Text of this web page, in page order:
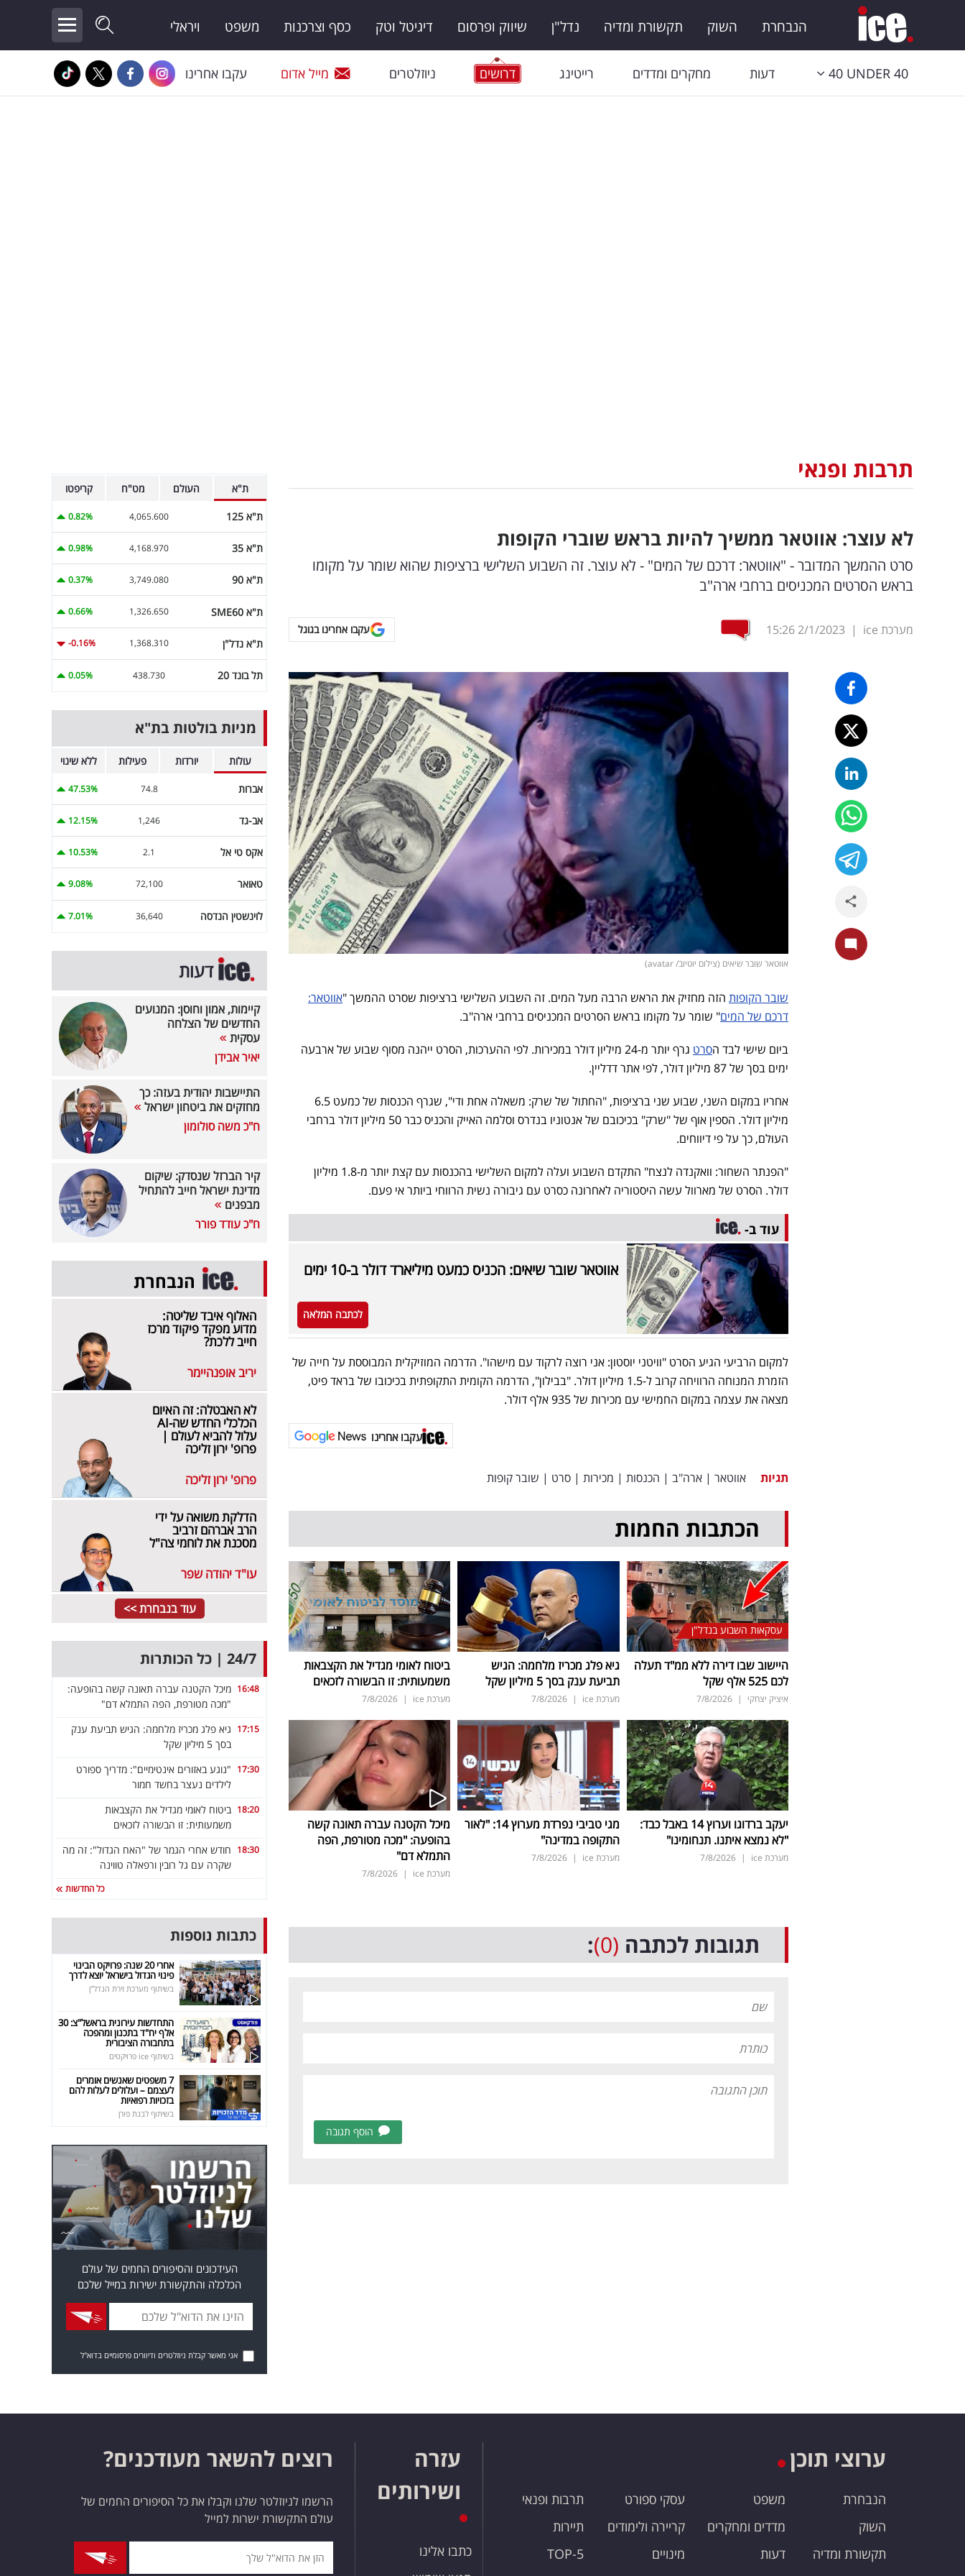
הנבחרת השוק תקשורת ומדיה נדל"ן שיווק ופרסום דיגיטל וטק כסף וצרכנות משפט ויראלי
40 UNDER 40 דעות מחקרים ומדדים רייטינג דרושים ניוזלטרים מייל אדום עקבו אחרינו
תרבות ופנאי
לא עוצר: אווטאר ממשיך להיות בראש שוברי הקופות
סרט ההמשך המדובר - "אווטאר: דרכם של המים" - לא עוצר. זה השבוע השלישי ברציפות שהוא שומר על מקומו
בראש הסרטים המכניסים ברחבי ארה"ב
מערכת ice |
2/1/2023
15:26 עקבו אחרינו בגוגל
אווטאר שובר שיאים (צילום יוטיוב/ avatar)
שובר הקופות הזה מחזיק את הראש הרבה מעל המים. זה השבוע השלישי ברציפות שסרט ההמשך "אווטאר:
דרכם של המים" שומר על מקומו בראש הסרטים המכניסים ברחבי ארה"ב.
ביום שישי לבד הסרט
גרף יותר מ-24 מיליון דולר במכירות. לפי ההערכות, הסרט ייהנה מסוף שבוע של ארבעה
ימים בסך של 87 מיליון דולר, לפי אתר דדליין.
אחריו במקום השני, שבוע שני ברציפות, "החתול של שרק: משאלה אחת ודי", שגרף הכנסות של כמעט 6.5
מיליון דולר. הספין אוף של "שרק" בכיכובם של אנטוניו בנדרס וסלמה האייק והכניס כבר 50 מיליון דולר ברחבי
העולם, כך על פי דיווחים.
"הפנתר השחור: וואקנדה לנצח" התקדם השבוע ועלה למקום השלישי בהכנסות עם קצת יותר מ-1.8 מיליון
דולר. הסרט של מארוול עשה היסטוריה לאחרונה כסרט עם גיבורה נשית הרווחי ביותר אי פעם.
עוד ב-
אווטאר שובר שיאים: הכניס כמעט מיליארד דולר ב-10 ימים
לכתבה המלאה
למקום הרביעי הגיע הסרט "וויטני יוסטון: אני רוצה לרקוד עם מישהו". הדרמה המוזיקלית המבוססת על חייה של
הזמרת המנוחה הרוויחה קרוב ל-1.5 מיליון דולר. "בבילון", הדרמה הקומית התקופתית בכיכובו של בראד פיט,
מצאה את עצמה במקום החמישי עם מכירות של 935 אלף דולר.
עקבו אחרינו
תגיות אווטאר | ארה"ב | הכנסות | מכירות | סרט | שובר קופות
הכתבות החמות
עסקאות השבוע בנדל"ן
היישוב שבו דירה ללא ממ"ד תעלה
לכם 525 אלף שקל
איציק יצחקי |
7/8/2026
גיא פלג מכריז מלחמה: הגיש
תביעת ענק בסך 5 מיליון שקל
מערכת ice |
7/8/2026
ביטוח לאומי מגדיל את הקצבאות
משמעותית: זו הבשורה לזכאים
מערכת ice |
7/8/2026
יעקב ברדוגו וערוץ 14 באבל כבד:
"לא נמצא איתנו. תנחומינו"
מערכת ice |
7/8/2026
מגי טביבי נפרדת מערוץ 14: "לאור
התקופה במדינה"
מערכת ice |
7/8/2026
מיכל הקטנה עברה תאונה קשה
בהופעה: "מכה מטורפת, הפה
התמלא דם"
מערכת ice |
7/8/2026
תגובות לכתבה (0)
:
הוסף תגובה
ת"א העולם מט"ח קריפטו
ת"א 125 4,065.600
0.82%
ת"א 35 4,168.970
0.98%
ת"א 90 3,749.080
0.37%
ת"א SME60 1,326.650
0.66%
ת"א נדל"ן 1,368.310
-0.16%
תל בונד 20 438.730
0.05%
מניות בולטות בת"א
עולות יורדות פעילות ללא שינוי
אברות 74.8
47.53%
אב-גד 1,246
12.15%
אקס טי אל 2.1
10.53%
טאואר 72,100
9.08%
לוינשטין הנדסה 36,640
7.01%
דעות
קיימות, אמון וחוסן: המנועים
החדשים של הצלחה
עסקית
יאיר אבידן
התיישבות יהודית בעזה: כך
מחזקים את ביטחון ישראל
ח"כ משה סולומון
קיר הברזל שנסדק: שיקום
מדינת ישראל חייב להתחיל
מבפנים
ח"כ עודד פורר
הנבחרת
האלוף איבד שליטה:
מדוע מפקד פיקוד מרכז
חייב ללכת?
יריב אופנהיימר
לא האבטלה: זה האיום
הכלכלי החדש שה-AI
עלול להביא לעולם |
פרופ' ירון זליכה
פרופ' ירון זליכה
הדלקת משואה על ידי
הרב אברהם זרביב
מסכנת את לוחמי צה"ל
עו"ד יהודה שפר
עוד בנבחרת >>
24/7 | כל הכותרות
16:48 מיכל הקטנה עברה תאונה קשה בהופעה:
"מכה מטורפת, הפה התמלא דם"
17:15 גיא פלג מכריז מלחמה: הגיש תביעת ענק
בסך 5 מיליון שקל
17:30 "נוגע באזורים אינטימיים": מדריך ספורט
לילדים נעצר בחשד חמור
18:20 ביטוח לאומי מגדיל את הקצבאות
משמעותית: זו הבשורה לזכאים
18:30 חודש אחרי הגמר של "האח הגדול": זה מה
שקרה עם גל רובין ורפאלה טווינה
כל החדשות
כתבות נוספות
אחרי 20 שנה: פרויקט הבינוי
פינוי הגדול בישראל יוצא לדרך
בשיתוף מערכת זירת הנדל"ן
התחדשות עירונית בראשל"צ: 30
אלף יח"ד בתכנון ומהפכה
בתחבורה הציבורית
בשיתוף ice פרויקטים
7 משפטים שאנשים אומרים
לעצמם – ועלולים לעלות להם
בזכויות רפואיות
בשיתוף לבנת פורן
העידכונים והסיפורים החמים של עולם
הכלכלה והתקשורת ישירות במייל שלכם
אני מאשר קבלת ניוזלטרים ודיוורים פרסומיים בדוא"ל
ערוצי תוכן
הנבחרת
השוק
תקשורת ומדיה
משפט
מדדים ומחקרים
דעות
עסקי ספורט
קריירה ולימודים
מינויים
תרבות ופנאי
תיירות
TOP-5
עזרה
ושירותים
כתבו אלינו
רוצים להשאר מעודכנים?
הרשמו לניוזלטר שלנו וקבלו את כל הסיפורים החמים של
עולם התקשורת ישרות למייל